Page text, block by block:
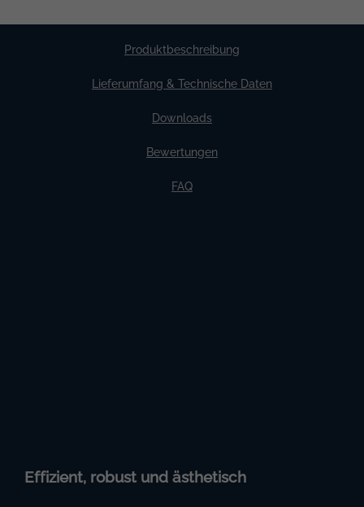
Produktbeschreibung
Lieferumfang & Technische Daten
Downloads
Bewertungen
FAQ
Effizient, robust und ästhetisch